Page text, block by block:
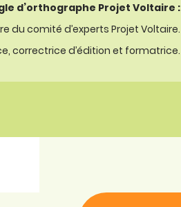
d’orthographe Projet Voltaire :
du comité d’experts Projet Voltaire.
correctrice d’édition et formatrice.